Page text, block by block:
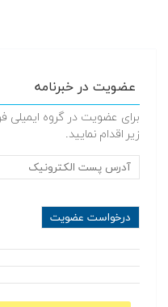
عضویت در خبرنامه
برای عضویت در گروه ایمیلی
زیر اقدام نمایید.